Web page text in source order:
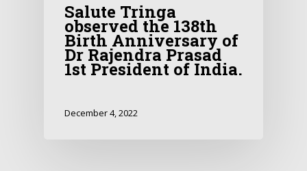
Salute Tringa
observed the 138th
Birth Anniversary of
Dr Rajendra Prasad
1st President of India.
December 4, 2022